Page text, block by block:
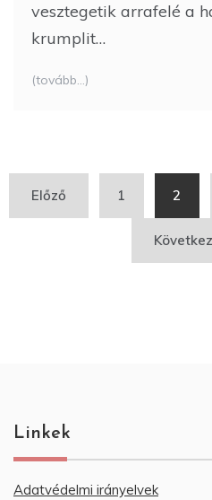
vesztegetik arrafelé a
krumplit…
(tovább…)
Bejegyzés
navigáció
Előző 1 2
Linkek
Adatvédelmi irányelvek